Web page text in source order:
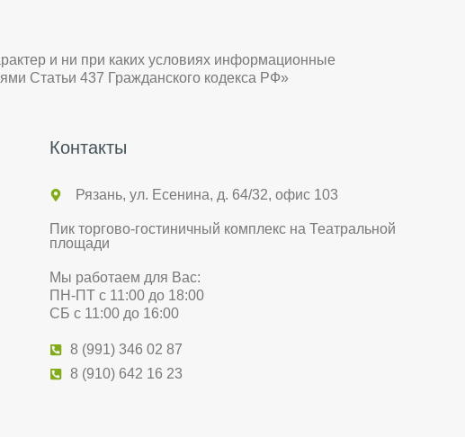
и ни при каких условиях информационные
Статьи 437 Гражданского кодекса РФ»
Контакты
Рязань, ул. Есенина, д. 64/32, офис 103
Пик торгово-гостиничный комплекс на Театральной
площади
Мы работаем для Вас:
ПН-ПТ с 11:00 до 18:00
СБ с 11:00 до 16:00
8 (991) 346 02 87
8 (910) 642 16 23